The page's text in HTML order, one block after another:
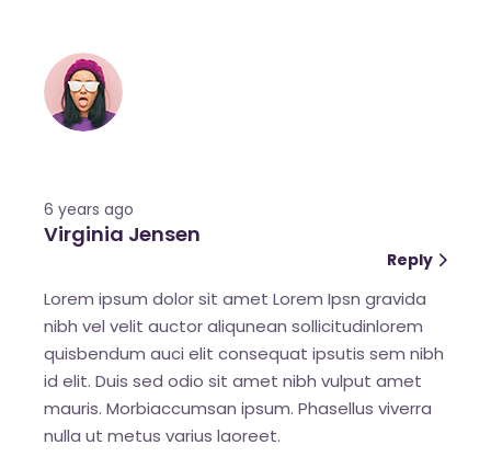
6 years ago
Virginia Jensen
Reply
Lorem ipsum dolor sit amet Lorem Ipsn gravida
nibh vel velit auctor aliqunean sollicitudinlorem
quisbendum auci elit consequat ipsutis sem nibh
id elit. Duis sed odio sit amet nibh vulput amet
mauris. Morbiaccumsan ipsum. Phasellus viverra
nulla ut metus varius laoreet.